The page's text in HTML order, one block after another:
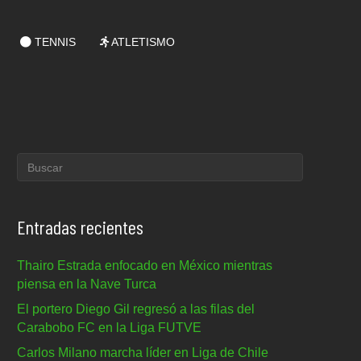
TENNIS ATLETISMO
Entradas recientes
Thairo Estrada enfocado en México mientras
piensa en la Nave Turca
El portero Diego Gil regresó a las filas del
Carabobo FC en la Liga FUTVE
Carlos Milano marcha líder en Liga de Chile